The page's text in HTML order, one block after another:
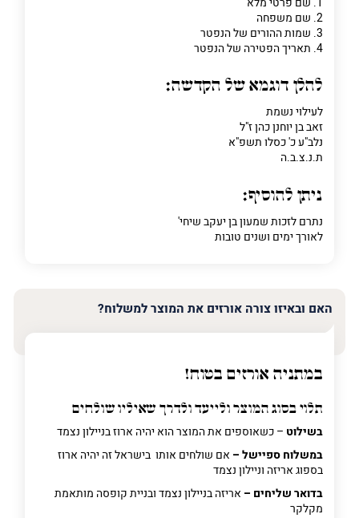
2. שם משפחה
3. שמות ההורים של הנפטר
4. תאריך הפטירה של הנפטר
להלן דוגמא של הקדשה:
לעילוי נשמת
זאב בן יוחנן כהן ז"ל
נלב"ע כ' כסלו תשפ"א
ת.נ.צ.ב.ה
ניתן להוסיף:
נתרם לזכות שמעון בן יעקב שיחי'
לאורך ימים ושנים טובות
האם ובאיזו צורה אורזים את המוצר למשלוח?
במתניה אורזים בטוח!
תלוי בסוג המוצר ולייעד ולדרך שאיליו שולחים
בשילוט – כשאוספים את המוצר הוא יהיה ארוז בניילון נצמד
במשלוח ספיישל – אם שולחים אותו בישראל זה יהיה ארוז
בספוג אריזה וניילון נצמד
בדואר שליחים – אריזה בניילון נצמד ובניית קופסה מותאמת
מקלקר